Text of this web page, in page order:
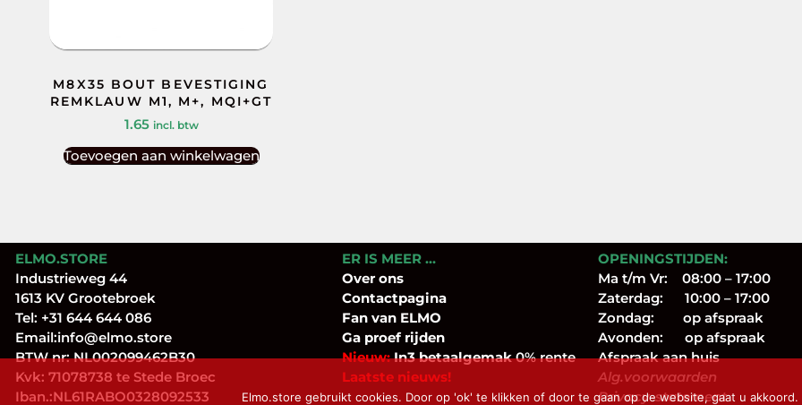
M8X35 BOUT BEVESTIGING
REMKLAUW M1, M+, MQI+GT
1.65 incl. btw
Toevoegen aan winkelwagen
ELMO.STORE
Industrieweg 44
1613 KV Grootebroek
Tel: +31 644 644 086
Email:info@elmo.store
BTW nr: NL002099462B30
Kvk: 71078738 te Stede Broec
Iban.:NL61RABO0328092533
ER IS MEER …
Over ons
Contactpagina
Fanvan ELMO
Ga proef rijden
Nieuw:In3 betaalgemak0% rente
Laatste nieuws!
OPENINGSTIJDEN:
Ma t/m Vr: 08:00 – 17:00
Zaterdag: 10:00 – 17:00
Zondag: op afspraak
Avonden: op afspraak
Afspraak aan huis
Alg.voorwaarden
Privacy-statement
Elmo.store gebruikt cookies. Door op 'ok' te klikken of door te gaan op de website, gaat u akkoord.